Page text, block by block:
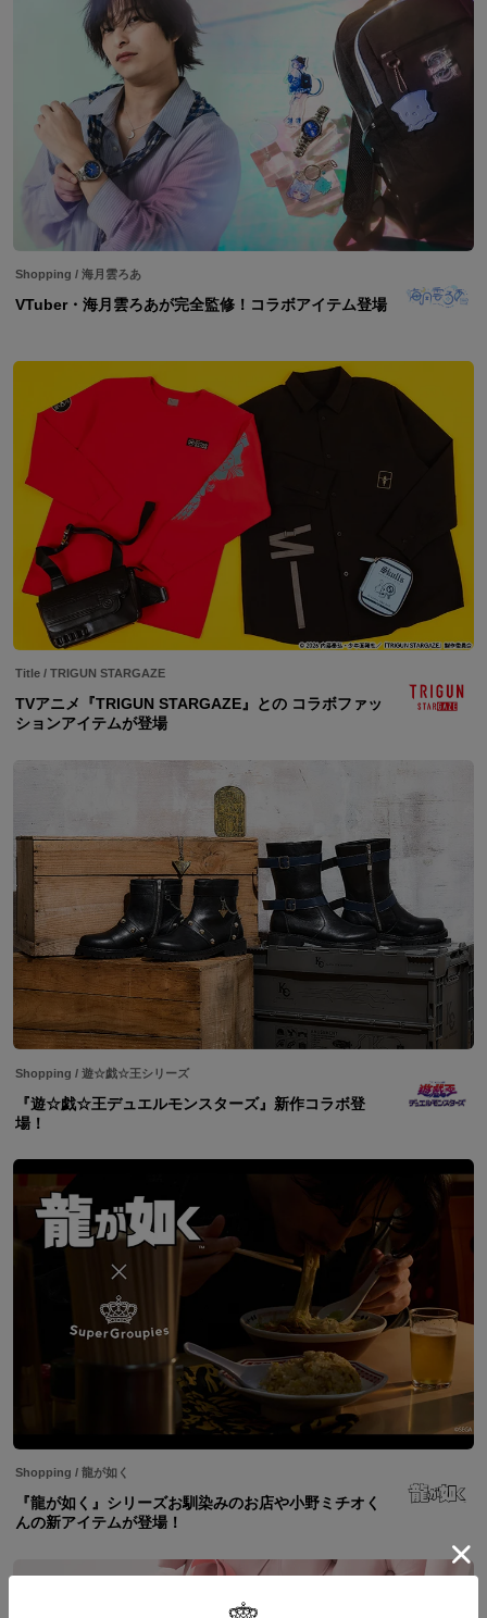
Shopping / 海月雲ろあ
VTuber・海月雲ろあが完全監修！コラボアイテム登場
Title / TRIGUN STARGAZE
TVアニメ『TRIGUN STARGAZE』との コラボファッ
ションアイテムが登場
Shopping / 遊☆戯☆王シリーズ
『遊☆戯☆王デュエルモンスターズ』新作コラボ登
場！
Shopping / 龍が如く
『龍が如く』シリーズお馴染みのお店や小野ミチオく
んの新アイテムが登場！